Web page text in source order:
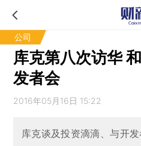
公司
库克第八次访华
发者会
2016年05月16日 15:22
库克谈及投资滴滴、与开